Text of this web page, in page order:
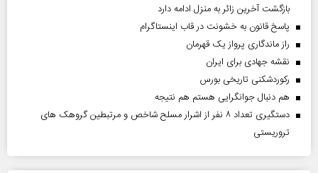
بازگشت آخرین زائر به منزل ادامه دارد
پاسخ قانون به خشونت در قاب اینستاگرام
راز ماندگاری پرواز یک قهرمان
نقشه جهادی برای ایران
رکوردشکنی تاریخی بورس
هم دنبال جوانگرایی هستم هم نتیجه
دستگیری تعداد ۸ نفر از اشرار مسلح شاخص و مرتبطین گروهک های
تروریستی